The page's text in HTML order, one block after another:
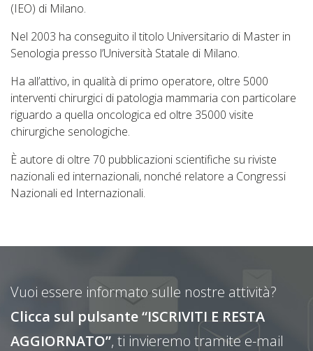
(IEO) di Milano.
Nel 2003 ha conseguito il titolo Universitario di Master in
Senologia presso l’Università Statale di Milano.
Ha all’attivo, in qualità di primo operatore, oltre 5000
interventi chirurgici di patologia mammaria con particolare
riguardo a quella oncologica ed oltre 35000 visite
chirurgiche senologiche.
È autore di oltre 70 pubblicazioni scientifiche su riviste
nazionali ed internazionali, nonché relatore a Congressi
Nazionali ed Internazionali.
Vuoi essere informato sulle nostre attività?
Clicca sul pulsante “ISCRIVITI E RESTA
AGGIORNATO”, ti invieremo tramite e-mail